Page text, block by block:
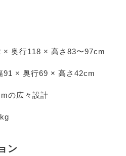
× 奥行118 × 高さ83〜97cm
91 × 奥行69 × 高さ42cm
の広々設計
ン